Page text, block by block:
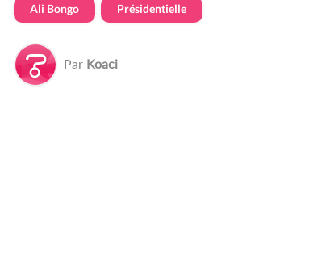
Ali Bongo Présidentielle
Par Koaci